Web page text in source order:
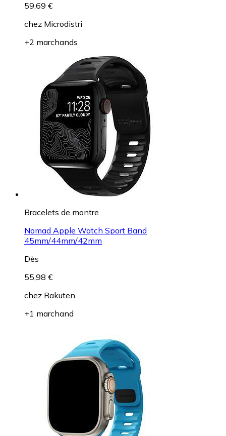
59,69 €
chez Microdistri
+2 marchands
Bracelets de montre
Nomad Apple Watch Sport Band
45mm/44mm/42mm
Dès
55,98 €
chez Rakuten
+1 marchand